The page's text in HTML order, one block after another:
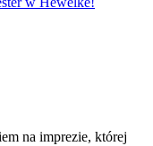
na imprezie, której